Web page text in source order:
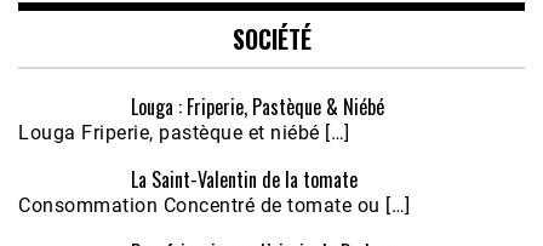
EMBED
SOCIÉTÉ
Louga : Friperie, Pastèque & Niébé
Louga Friperie, pastèque et niébé […]
La Saint-Valentin de la tomate
Consommation Concentré de tomate ou […]